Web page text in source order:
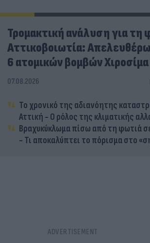
Τρομακτική ανάλυση για τη
Αττικοβοιωτία:
6 ατομικών βομβών Χιροσίμα
07.08.2026
Το χρονικό της αδιανόητης
Αττική - Ο ρόλος της κλιματικής
Βραχυκύκλωμα πίσω από τη φωτιά
- Τι αποκαλύπτει το πόρισμα στο